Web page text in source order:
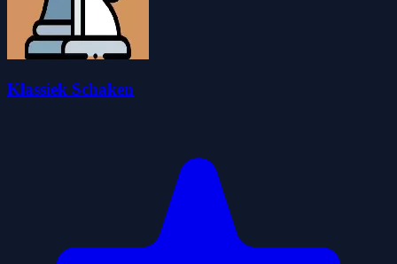
Klassiek Schaken